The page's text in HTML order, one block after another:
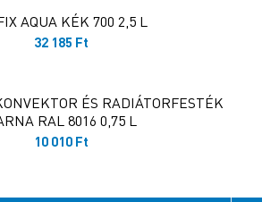
AQUA KÉK 700 2,5 L
32 185 Ft
ÉS RADIÁTORFESTÉK
RAL 8016 0,75 L
10 010 Ft